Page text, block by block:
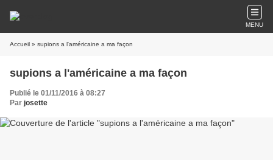
MENU
Accueil » supions a l'américaine a ma façon
supions a l'américaine a ma façon
Publié le 01/11/2016 à 08:27
Par josette